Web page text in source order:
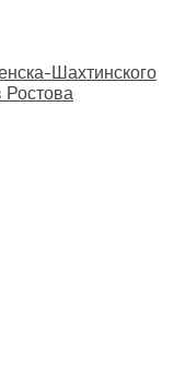
Шахтинского
Ростова